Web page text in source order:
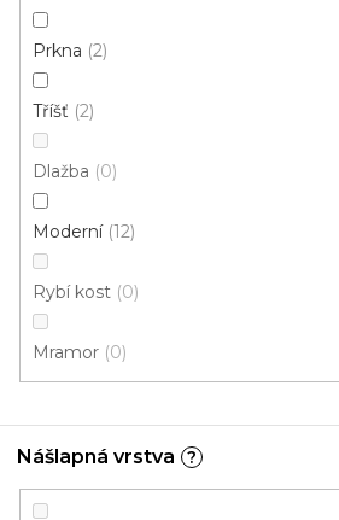
Prkna 2
Tříšť 2
Dlažba 0
Moderní 12
Rybí kost 0
Mramor 0
Nášlapná vrstva ?
Skladem externě,
389 Kč
4 m 3 m